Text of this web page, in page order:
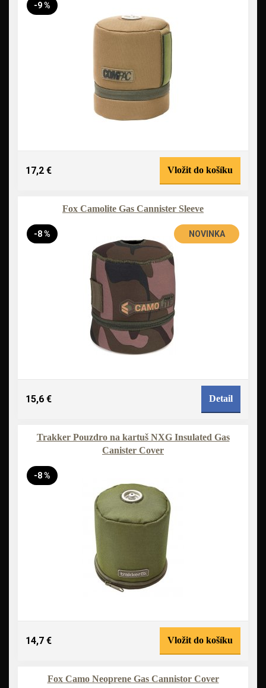
-9 %
17,2 € Vložit do košíku
Fox Camolite Gas Cannister Sleeve
-8 % NOVINKA
15,6 € Detail
Trakker Pouzdro na kartuš NXG Insulated Gas
Canister Cover
-8 %
14,7 € Vložit do košíku
Fox Camo Neoprene Gas Cannistor Cover